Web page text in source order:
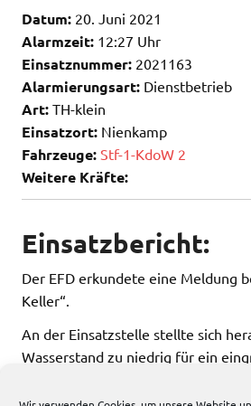
Datum: 20. Juni 2021
Alarmzeit: 12:27 Uhr
Einsatznummer: 2021163
Alarmierungsart: Dienstbetrieb
Art: TH-klein
Einsatzort: Nienkamp
Fahrzeuge: Stf-1-KdoW 2
Weitere Kräfte:
Einsatzbericht:
Der EFD erkundete eine Meldung
Keller“.
An der Einsatzstelle stellte sich
Wasserstand zu niedrig für ein